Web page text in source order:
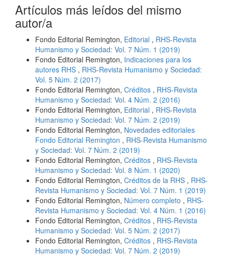
Artículos más leídos del mismo
autor/a
Fondo Editorial Remington, Editorial , RHS-Revista
Humanismo y Sociedad: Vol. 7 Núm. 1 (2019)
Fondo Editorial Remington, Indicaciones para los
autores RHS , RHS-Revista Humanismo y Sociedad:
Vol. 5 Núm. 2 (2017)
Fondo Editorial Remington, Créditos , RHS-Revista
Humanismo y Sociedad: Vol. 4 Núm. 2 (2016)
Fondo Editorial Remington, Editorial , RHS-Revista
Humanismo y Sociedad: Vol. 7 Núm. 2 (2019)
Fondo Editorial Remington, Novedades editoriales
Fondo Editorial Remington , RHS-Revista Humanismo
y Sociedad: Vol. 7 Núm. 2 (2019)
Fondo Editorial Remington, Créditos , RHS-Revista
Humanismo y Sociedad: Vol. 8 Núm. 1 (2020)
Fondo Editorial Remington, Créditos de la RHS , RHS-
Revista Humanismo y Sociedad: Vol. 7 Núm. 1 (2019)
Fondo Editorial Remington, Número completo , RHS-
Revista Humanismo y Sociedad: Vol. 4 Núm. 1 (2016)
Fondo Editorial Remington, Créditos , RHS-Revista
Humanismo y Sociedad: Vol. 5 Núm. 2 (2017)
Fondo Editorial Remington, Créditos , RHS-Revista
Humanismo y Sociedad: Vol. 7 Núm. 2 (2019)